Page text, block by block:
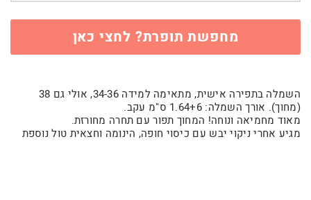
מחפשת תופרת? לחצי כאן
השמלה בתפירה אישית, מתאימה למידה 34-36, אולי גם 38
(מחוך). אורך השמלה: 1.64+6 ס"מ עקב.
מאוד מחמיאה ונוחה! המחוך תפור עם תחרה מחורזת.
מגיע אחרי ניקוי יבש עם כיסוי חופה, הינומה וחצאית טול נוספת